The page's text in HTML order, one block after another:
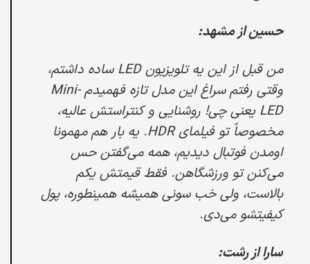
حسین از مشهد:
من قبل از این یه تلویزیون LED ساده داشتم،
وقتی رفتم سراغ این مدل تازه فهمیدم Mini-
LED یعنی چی! روشنایی و کنتراستش عالیه،
مخصوصاً تو فیلمای HDR. یه بار هم مهمونا
اومدن فوتبال دیدیم، همه می‌گفتن حس
می‌کنن تو ورزشگاهن. فقط قیمتش یکم
بالاست، ولی خب سونی همیشه همینطوره، پول
کیفیتشو می‌دی.
سارا از رشت: